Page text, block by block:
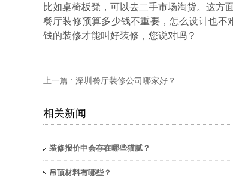
比如桌椅板凳，可以去二手市场淘货。这方
餐厅装修预算多少钱不重要，怎么设计也不
钱的装修才能叫好装修， 您说对吗？
上一篇 : 深圳餐厅装修公司哪家好？
相关新闻
装修报价中会存在哪些猫腻？
吊顶材料有哪些？